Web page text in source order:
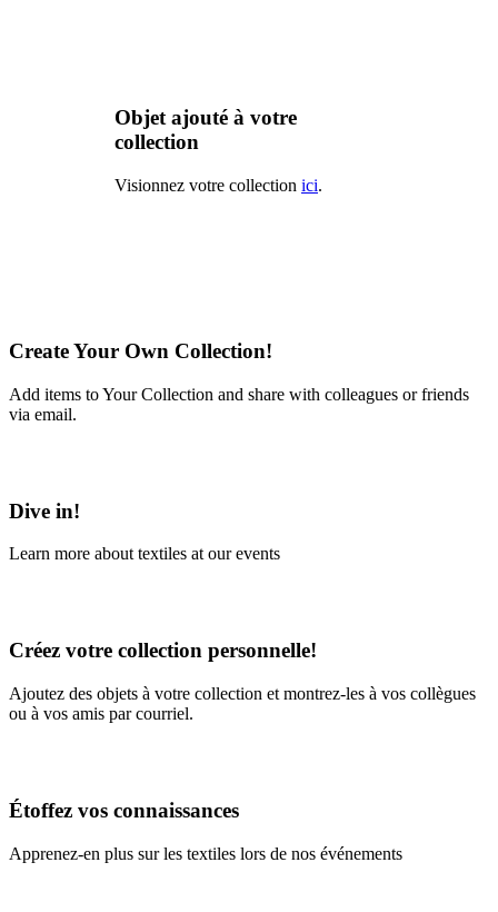
Objet ajouté à votre
collection
Visionnez votre collection ici.
Create Your Own Collection!
Add items to Your Collection and share with colleagues or friends
via email.
Dive in!
Learn more about textiles at our events
Créez votre collection personnelle!
Ajoutez des objets à votre collection et montrez-les à vos collègues
ou à vos amis par courriel.
Étoffez vos connaissances
Apprenez-en plus sur les textiles lors de nos événements